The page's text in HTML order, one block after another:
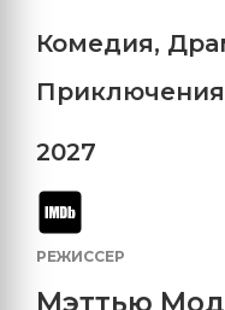
Комедия,
Приключения
2027
РЕЖИССЕР
Мэттью